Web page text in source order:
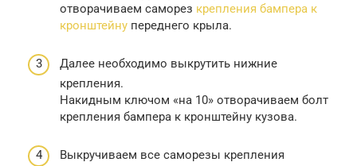
отворачиваем саморез крепления бампера к
кронштейну переднего крыла.
Далее необходимо выкрутить нижние
крепления.
Накидным ключом «на 10» отворачиваем болт
крепления бампера к кронштейну кузова.
Выкручиваем все саморезы крепления